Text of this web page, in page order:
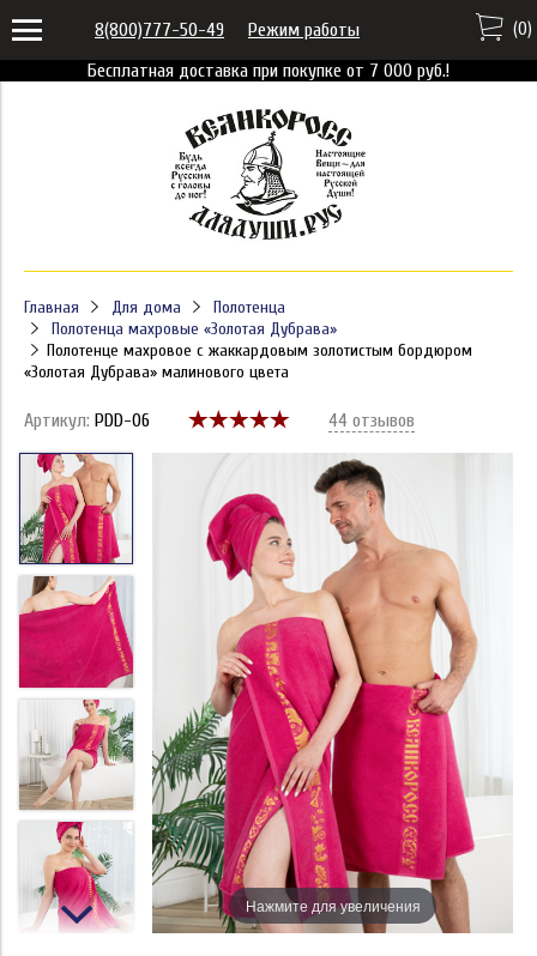
Бесплатная доставка при покупке от 7 000 руб.!
8(800)777-50-49 Режим работы (0)
Главная Для дома
Полотенца
Полотенца махровые «Золотая Дубрава»
Полотенце махровое с жаккардовым золотистым бордюром
«Золотая Дубрава» малинового цвета
Артикул: PDD-06 44 отзывов
Нажмите для увеличения